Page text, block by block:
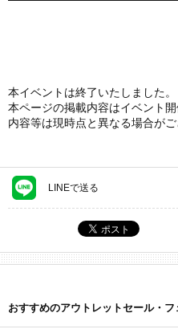
本イベントは終了いたしました。
本ページの掲載内容はイベント
内容等は現時点と異なる場合がご
LINEで送る
おすすめのアウトレットセール・フ